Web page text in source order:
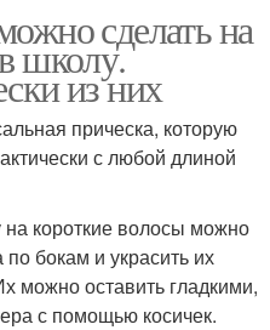
сделать на
школу.
из них
прическа, которую
с любой длиной
на короткие волосы можно
бокам и украсить их
можно оставить гладкими,
с помощью косичек.